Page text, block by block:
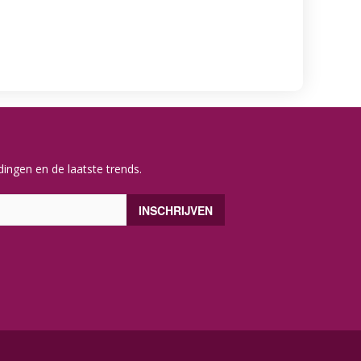
en de laatste trends.